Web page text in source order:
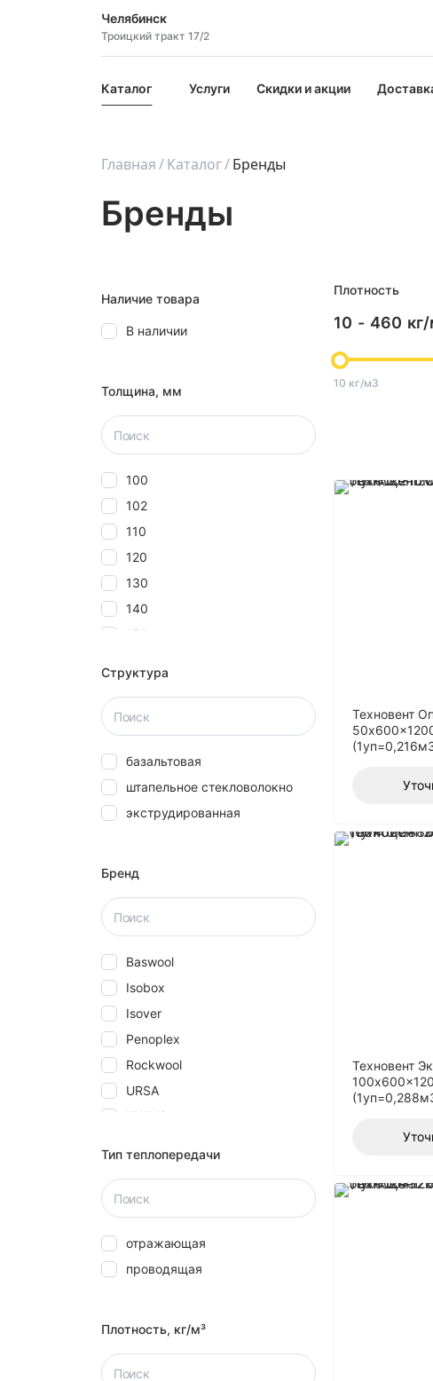
Челябинск
Троицкий тракт 17/2
Каталог Услуги Скидки и акции
Главная Каталог Бренды
Бренды
Наличие товара
В наличии
Толщина, мм
100
102
110
120
130
140
150
20
2000
25
27
28
50
60
70
80
Структура
базальтовая
штапельное стекловолокно
экструдированная
Бренд
Baswool
Isobox
Isover
Penoplex
Rockwool
URSA
КНАУФ
Тип теплопередачи
отражающая
проводящая
Плотность, кг/м³
Плотность
10 - 460
10 кг/м3
Техновент
Техновент